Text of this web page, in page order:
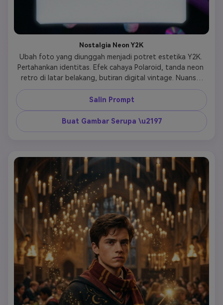
Nostalgia Neon Y2K
Ubah foto yang diunggah menjadi potret estetika Y2K.
Pertahankan identitas. Efek cahaya Polaroid, tanda neon
retro di latar belakang, butiran digital vintage. Nuansa
mode awal tahun 2000-an, pencahayaan ceria, nostalgia
Salin Prompt
Buat Gambar Serupa \u2197